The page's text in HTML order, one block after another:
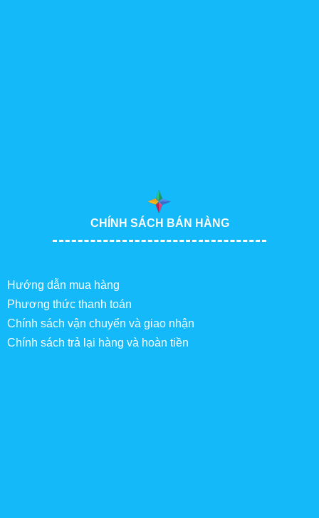
CHÍNH SÁCH BÁN HÀNG
Hướng dẫn mua hàng
Phương thức thanh toán
Chính sách vận chuyển và giao nhận
Chính sách trả lại hàng và hoàn tiền